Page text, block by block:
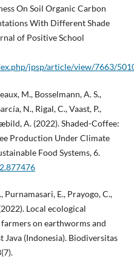
On Soil Organic Carbon
With Different Shade
of Positive School
jpsp/article/view/7663/
M., Bosselmann, A. S.,
N., Rigal, C., Vaast, P.,
A. (2022). Shaded-Coffee:
Production Under Climate
Food Systems, 6.
E., Prayogo, C.,
Local ecological
on earthworms and
(Indonesia). Biodiversitas